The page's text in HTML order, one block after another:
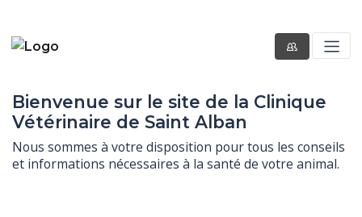
Bienvenue sur le site de la Clinique
Vétérinaire de Saint Alban
Nous sommes à votre disposition pour tous les conseils
et informations nécessaires à la santé de votre animal.